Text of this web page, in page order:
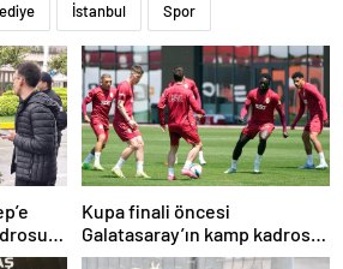
İstanbul Spor
Kupa finali öncesi
Galatasaray’ın kamp kadrosu
belli oldu!